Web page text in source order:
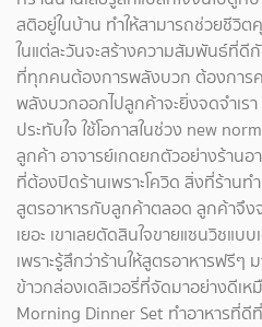
สติอยู่ในบ้าน ทำให้สามารถช่วยชีวิต
ในแต่ละวันจะสร้างความสัมพันธ์ที่ดี
ที่ทุกคนต้องการพลังบวก ต้องการ
พลังบวกออกไปลูกค้าจะยิ่งจดจำเรา
ประทับใจ ใช้โอกาสในช่วง new
ลูกค้า อาจารย์เกดยกตัวอย่างร้านอ
ที่ต้องปิดร้านเพราะโควิด สิ่งที่ร้าน
สูตรอาหารกับลูกค้าตลอด ลูกค้าจึ
เยอะ เขาเลยตัดสินใจขายแซนวิชแบ
เพราะรู้สึกว่าร้านให้สูตรอาหารฟรีๆ
ข้าวกล่องเดลิเวอรี่ที่จัดมาอย่างดีเ
Morning Dinner Set ทำอาหารที่ดี